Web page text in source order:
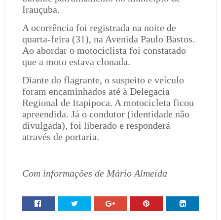
Irauçuba.
A ocorrência foi registrada na noite de
quarta-feira (31), na Avenida Paulo Bastos.
Ao abordar o motociclista foi constatado
que a moto estava clonada.
Diante do flagrante, o suspeito e veículo
foram encaminhados até à Delegacia
Regional de Itapipoca. A motocicleta ficou
apreendida. Já o condutor (identidade não
divulgada), foi liberado e responderá
através de portaria.
Com informações de Mário Almeida